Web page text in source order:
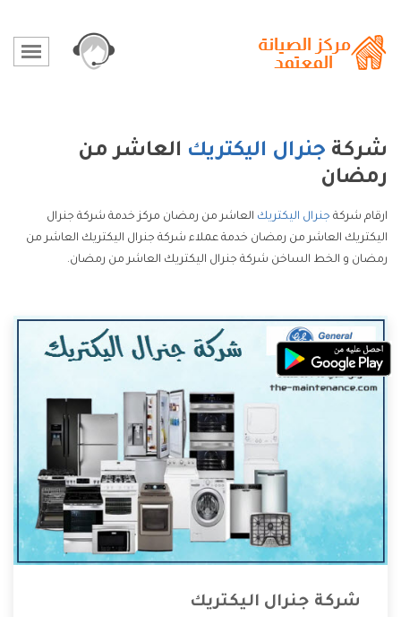
شركة جنرال اليكتريك العاشر من
رمضان
ارقام شركة جنرال اليكتريك العاشر من رمضان مركز خدمة شركة جنرال
اليكتريك العاشر من رمضان خدمة عملاء شركة جنرال اليكتريك العاشر من
رمضان و الخط الساخن شركة جنرال اليكتريك العاشر من رمضان.
شركة جنرال اليكتريك